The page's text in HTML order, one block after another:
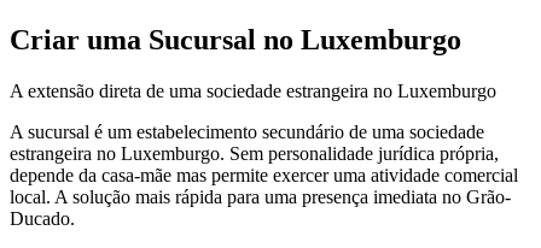
Criar uma Sucursal no Luxemburgo
A extensão direta de uma sociedade estrangeira no Luxemburgo
A sucursal é um estabelecimento secundário de uma sociedade
estrangeira no Luxemburgo. Sem personalidade jurídica própria,
depende da casa-mãe mas permite exercer uma atividade comercial
local. A solução mais rápida para uma presença imediata no Grão-
Ducado.